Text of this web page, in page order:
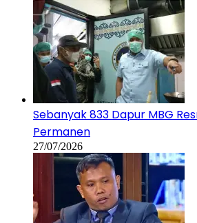
Sebanyak 833 Dapur MBG
Permanen
27/07/2026